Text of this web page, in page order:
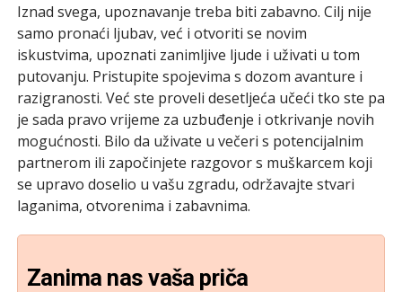
Iznad svega, upoznavanje treba biti zabavno. Cilj nije
samo pronaći ljubav, već i otvoriti se novim
iskustvima, upoznati zanimljive ljude i uživati u tom
putovanju. Pristupite spojevima s dozom avanture i
razigranosti. Već ste proveli desetljeća učeći tko ste pa
je sada pravo vrijeme za uzbuđenje i otkrivanje novih
mogućnosti. Bilo da uživate u večeri s potencijalnim
partnerom ili započinjete razgovor s muškarcem koji
se upravo doselio u vašu zgradu, održavajte stvari
laganima, otvorenima i zabavnima.
Zanima nas vaša priča